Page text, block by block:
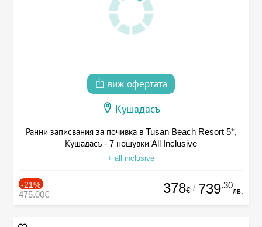
виж офертата
Кушадасъ
Ранни записвания за почивка в Tusan Beach Resort 5*,
Кушадасъ - 7 нощувки All Inclusive
+ all inclusive
-21%
475.00€ 378€ / 739.30
лв.